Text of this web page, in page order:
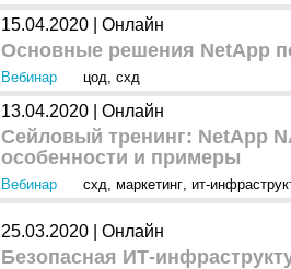
15.04.2020 | Онлайн
Основные решения NetApp
Вебинар цод, схд
13.04.2020 | Онлайн
Сейловый тренинг: NetApp
особенности и примеры
Вебинар схд, маркетинг, ит-
25.03.2020 | Онлайн
Безопасная ИТ-